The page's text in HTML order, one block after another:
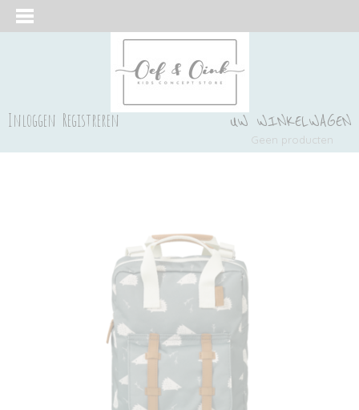
Inloggen Registreren UW WINKELWAGEN
Geen producten